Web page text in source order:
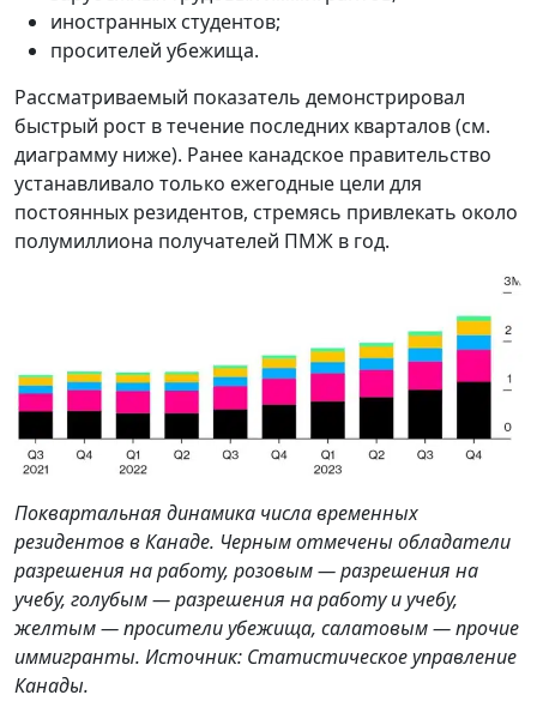
иностранных студентов;
просителей убежища.
Рассматриваемый показатель демонстрировал
быстрый рост в течение последних кварталов (см.
диаграмму ниже). Ранее канадское правительство
устанавливало только ежегодные цели для
постоянных резидентов, стремясь привлекать около
полумиллиона получателей ПМЖ в год.
Поквартальная динамика числа временных
резидентов в Канаде. Черным отмечены обладатели
разрешения на работу, розовым —разрешения на
учебу, голубым — разрешения на работу и учебу,
желтым — просители убежища, салатовым — прочие
иммигранты. Источник: Статистическое управление
Канады.